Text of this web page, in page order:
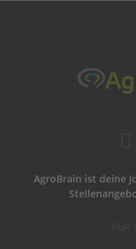
AgroBrain ist deine